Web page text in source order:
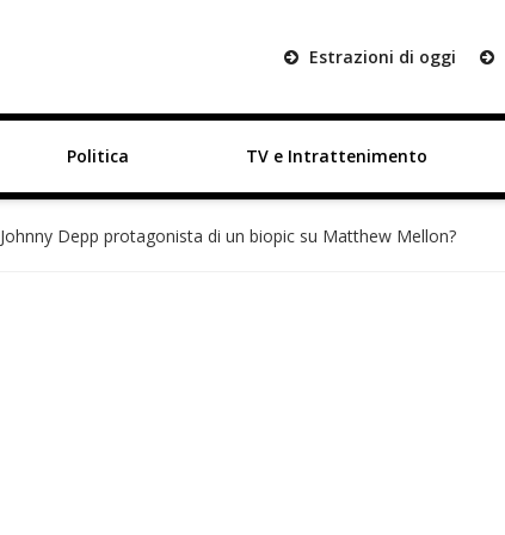
Estrazioni di oggi
Politica TV e Intrattenimento
Johnny Depp protagonista di un biopic su Matthew Mellon?